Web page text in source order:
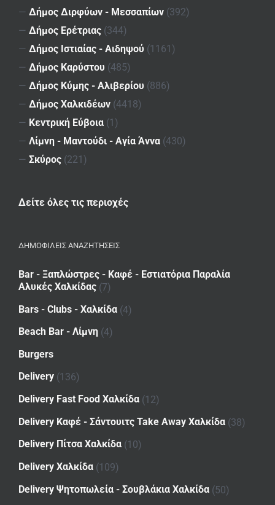
— Δήμος Διρφύων - Μεσσαπίων (392)
— Δήμος Ερέτριας (344)
— Δήμος Ιστιαίας - Αιδηψού (1161)
— Δήμος Καρύστου (485)
— Δήμος Κύμης - Αλιβερίου (886)
— Δήμος Χαλκιδέων (4418)
— Κεντρική Εύβοια (1)
— Λίμνη - Μαντούδι - Αγία Άννα (430)
— Σκύρος (221)
Δείτε όλες τις περιοχές
ΔΗΜΟΦΙΛΕΙΣ ΑΝΑΖΗΤΗΣΕΙΣ
Bar - Ξαπλώστρες - Καφέ - Εστιατόρια Παραλία
Αλυκές Χαλκίδας (7)
Bars - Clubs - Χαλκίδα (4)
Beach Bar - Λίμνη (4)
Burgers
Delivery (136)
Delivery Fast Food Χαλκίδα (12)
Delivery Καφέ - Σάντουιτς Take Away Χαλκίδα (38)
Delivery Πίτσα Χαλκίδα (10)
Delivery Χαλκίδα (109)
Delivery Ψητοπωλεία - Σουβλάκια Χαλκίδα (50)